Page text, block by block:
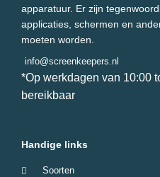
apparatuur. Er zijn
applicaties, schermen en
moeten worden.
info@screenkeepers.nl
*Op werkdagen van 10:00
bereikbaar
Handige links
Soorten